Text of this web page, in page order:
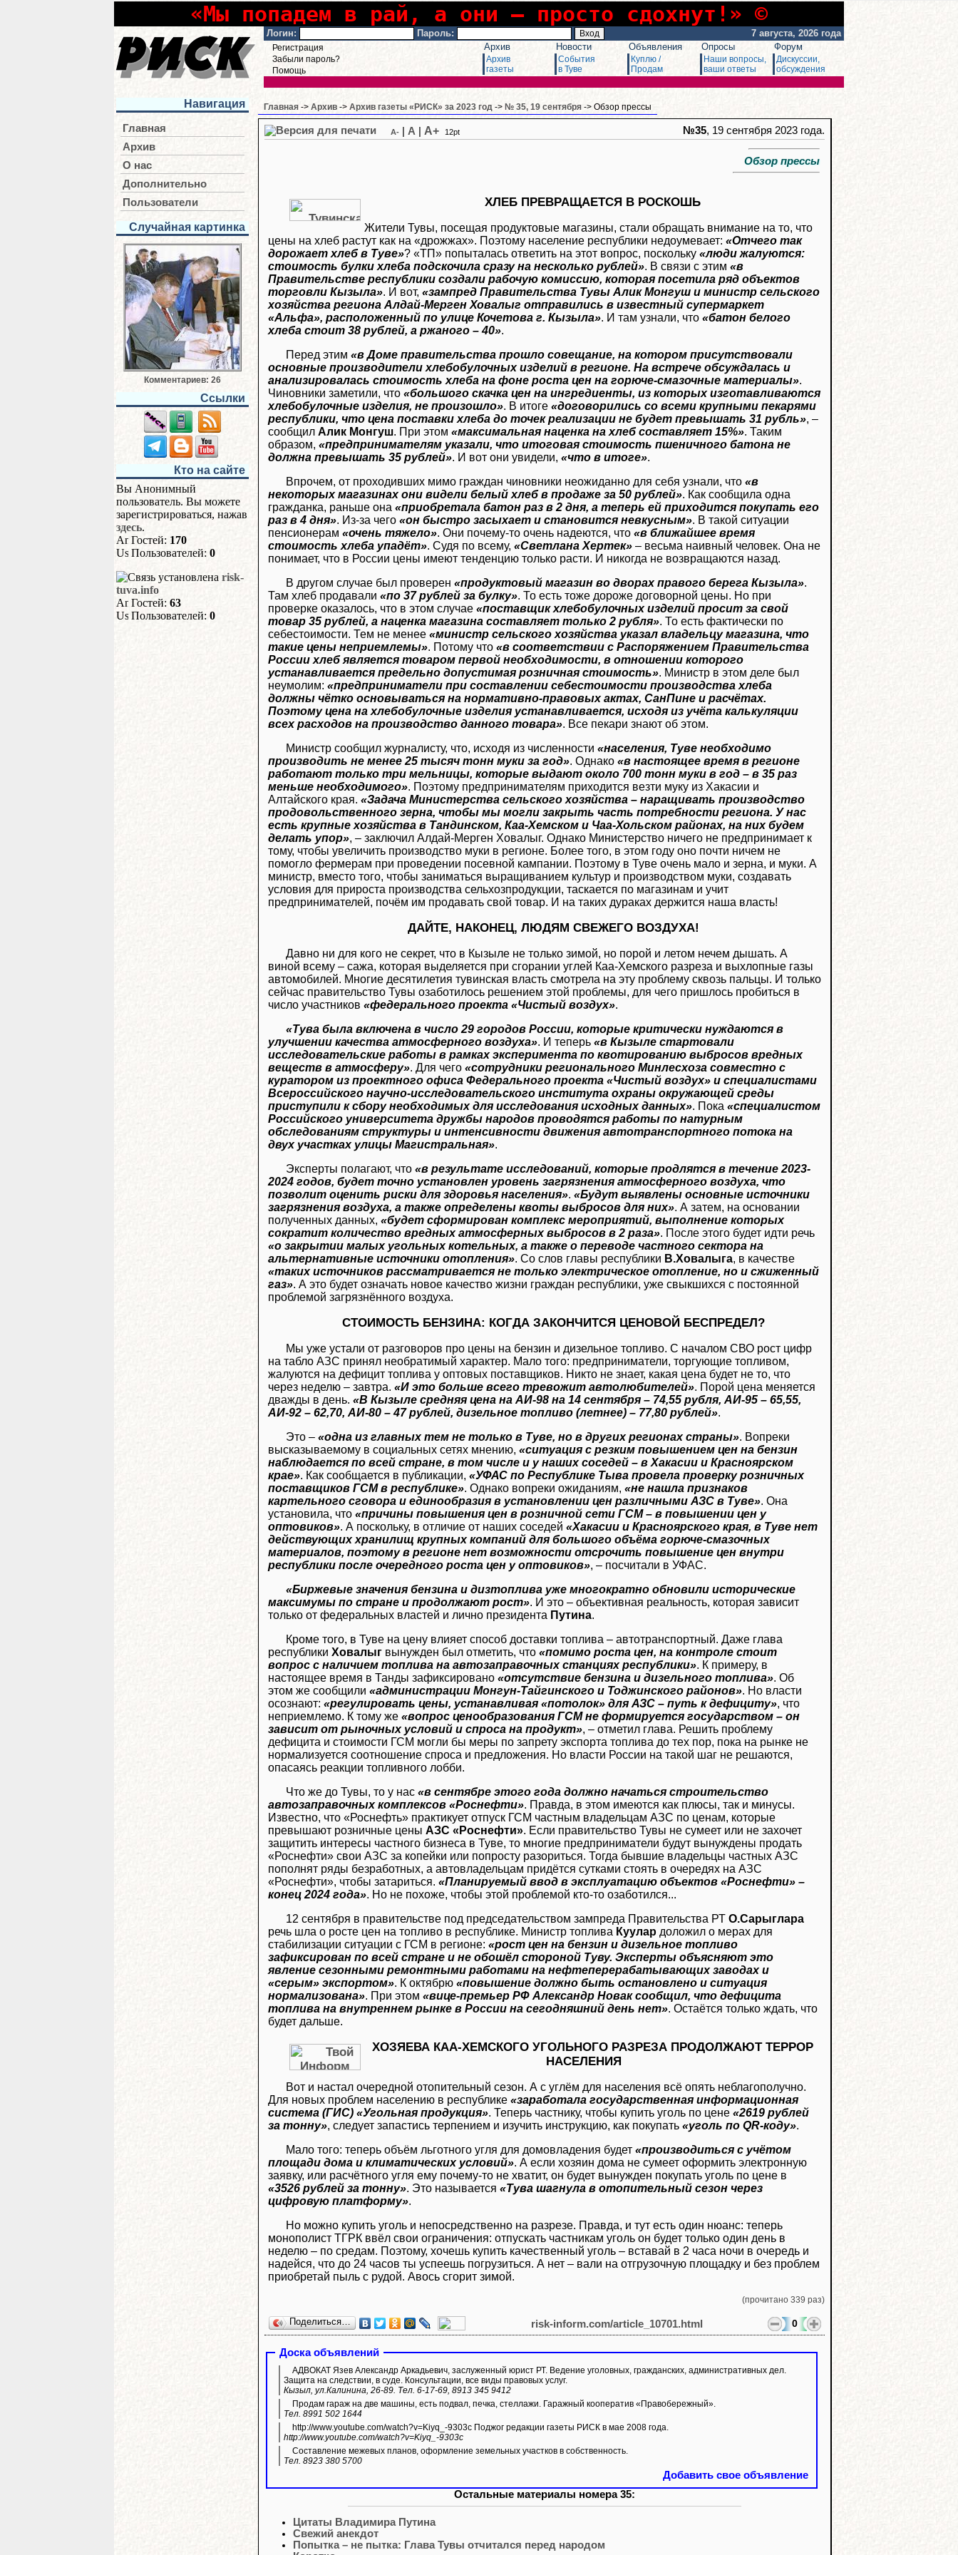
«Мы попадем в рай, а они – просто сдохнут!» ©
Логин: Пароль: 7 августа, 2026 года
Регистрация
Забыли пароль?
Помощь
Архив
Архив
газеты
Новости
События
в Туве
Объявления
Куплю /
Продам
Опросы
Наши вопросы,
ваши ответы
Форум
Дискуссии,
обсуждения
Навигация
Главная
Архив
О нас
Дополнительно
Пользователи
Случайная картинка
Комментариев: 26
Ссылки
Кто на сайте
Вы Анонимный
пользователь. Вы можете
зарегистрироваться, нажав
здесь.
Гостей: 170
Пользователей: 0
risk-
tuva.info
Гостей: 63
Пользователей: 0
Главная -> Архив -> Архив газеты «РИСК» за 2023 год -> № 35, 19 сентября -> Обзор прессы
A- A A+ 12pt №35, 19 сентября 2023 года.
Обзор прессы
ХЛЕБ ПРЕВРАЩАЕТСЯ В РОСКОШЬ
Жители Тувы, посещая продуктовые магазины, стали обращать внимание на то, что
цены на хлеб растут как на «дрожжах». Поэтому население республики недоумевает: «Отчего так
дорожает хлеб в Туве»? «ТП» попыталась ответить на этот вопрос, поскольку «люди жалуются:
стоимость булки хлеба подскочила сразу на несколько рублей». В связи с этим «в
Правительстве республики создали рабочую комиссию, которая посетила ряд объектов
торговли Кызыла». И вот, «зампред Правительства Тувы Алик Монгуш и министр сельского
хозяйства региона Алдай-Мерген Ховалыг отправились в известный супермаркет
«Альфа», расположенный по улице Кочетова г. Кызыла». И там узнали, что «батон белого
хлеба стоит 38 рублей, а ржаного – 40».
Перед этим «в Доме правительства прошло совещание, на котором присутствовали
основные производители хлебобулочных изделий в регионе. На встрече обсуждалась и
анализировалась стоимость хлеба на фоне роста цен на горюче-смазочные материалы».
Чиновники заметили, что «большого скачка цен на ингредиенты, из которых изготавливаются
хлебобулочные изделия, не произошло». В итоге «договорились со всеми крупными пекарями
республики, что цена поставки хлеба до точек реализации не будет превышать 31 рубль», –
сообщил Алик Монгуш. При этом «максимальная наценка на хлеб составляет 15%». Таким
образом, «предпринимателям указали, что итоговая стоимость пшеничного батона не
должна превышать 35 рублей». И вот они увидели, «что в итоге».
Впрочем, от проходивших мимо граждан чиновники неожиданно для себя узнали, что «в
некоторых магазинах они видели белый хлеб в продаже за 50 рублей». Как сообщила одна
гражданка, раньше она «приобретала батон раз в 2 дня, а теперь ей приходится покупать его
раз в 4 дня». Из-за чего «он быстро засыхает и становится невкусным». В такой ситуации
пенсионерам «очень тяжело». Они почему-то очень надеются, что «в ближайшее время
стоимость хлеба упадёт». Судя по всему, «Светлана Хертек» – весьма наивный человек. Она не
понимает, что в России цены имеют тенденцию только расти. И никогда не возвращаются назад.
В другом случае был проверен «продуктовый магазин во дворах правого берега Кызыла».
Там хлеб продавали «по 37 рублей за булку». То есть тоже дороже договорной цены. Но при
проверке оказалось, что в этом случае «поставщик хлебобулочных изделий просит за свой
товар 35 рублей, а наценка магазина составляет только 2 рубля». То есть фактически по
себестоимости. Тем не менее «министр сельского хозяйства указал владельцу магазина, что
такие цены неприемлемы». Потому что «в соответствии с Распоряжением Правительства
России хлеб является товаром первой необходимости, в отношении которого
устанавливается предельно допустимая розничная стоимость». Министр в этом деле был
неумолим: «предприниматели при составлении себестоимости производства хлеба
должны чётко основываться на нормативно-правовых актах, СанПине и расчётах.
Поэтому цена на хлебобулочные изделия устанавливается, исходя из учёта калькуляции
всех расходов на производство данного товара». Все пекари знают об этом.
Министр сообщил журналисту, что, исходя из численности «населения, Туве необходимо
производить не менее 25 тысяч тонн муки за год». Однако «в настоящее время в регионе
работают только три мельницы, которые выдают около 700 тонн муки в год – в 35 раз
меньше необходимого». Поэтому предпринимателям приходится везти муку из Хакасии и
Алтайского края. «Задача Министерства сельского хозяйства – наращивать производство
продовольственного зерна, чтобы мы могли закрыть часть потребности региона. У нас
есть крупные хозяйства в Тандинском, Каа-Хемском и Чаа-Хольском районах, на них будем
делать упор», – заключил Алдай-Мерген Ховалыг. Однако Министерство ничего не предпринимает к
тому, чтобы увеличить производство муки в регионе. Более того, в этом году оно почти ничем не
помогло фермерам при проведении посевной кампании. Поэтому в Туве очень мало и зерна, и муки. А
министр, вместо того, чтобы заниматься выращиванием культур и производством муки, создавать
условия для прироста производства сельхозпродукции, таскается по магазинам и учит
предпринимателей, почём им продавать свой товар. И на таких дураках держится наша власть!
ДАЙТЕ, НАКОНЕЦ, ЛЮДЯМ СВЕЖЕГО ВОЗДУХА!
Давно ни для кого не секрет, что в Кызыле не только зимой, но порой и летом нечем дышать. А
виной всему – сажа, которая выделяется при сгорании углей Каа-Хемского разреза и выхлопные газы
автомобилей. Многие десятилетия тувинская власть смотрела на эту проблему сквозь пальцы. И только
сейчас правительство Тувы озаботилось решением этой проблемы, для чего пришлось пробиться в
число участников «федерального проекта «Чистый воздух».
«Тува была включена в число 29 городов России, которые критически нуждаются в
улучшении качества атмосферного воздуха». И теперь «в Кызыле стартовали
исследовательские работы в рамках эксперимента по квотированию выбросов вредных
веществ в атмосферу». Для чего «сотрудники регионального Минлесхоза совместно с
куратором из проектного офиса Федерального проекта «Чистый воздух» и специалистами
Всероссийского научно-исследовательского института охраны окружающей среды
приступили к сбору необходимых для исследования исходных данных». Пока «специалистом
Российского университета дружбы народов проводятся работы по натурным
обследованиям структуры и интенсивности движения автотранспортного потока на
двух участках улицы Магистральная».
Эксперты полагают, что «в результате исследований, которые продлятся в течение 2023-
2024 годов, будет точно установлен уровень загрязнения атмосферного воздуха, что
позволит оценить риски для здоровья населения». «Будут выявлены основные источники
загрязнения воздуха, а также определены квоты выбросов для них». А затем, на основании
полученных данных, «будет сформирован комплекс мероприятий, выполнение которых
сократит количество вредных атмосферных выбросов в 2 раза». После этого будет идти речь
«о закрытии малых угольных котельных, а также о переводе частного сектора на
альтернативные источники отопления». Со слов главы республики В.Ховалыга, в качестве
«таких источников рассматривается не только электрическое отопление, но и сжиженный
газ». А это будет означать новое качество жизни граждан республики, уже свыкшихся с постоянной
проблемой загрязнённого воздуха.
СТОИМОСТЬ БЕНЗИНА: КОГДА ЗАКОНЧИТСЯ ЦЕНОВОЙ БЕСПРЕДЕЛ?
Мы уже устали от разговоров про цены на бензин и дизельное топливо. С началом СВО рост цифр
на табло АЗС принял необратимый характер. Мало того: предприниматели, торгующие топливом,
жалуются на дефицит топлива у оптовых поставщиков. Никто не знает, какая цена будет не то, что
через неделю – завтра. «И это больше всего тревожит автолюбителей». Порой цена меняется
дважды в день. «В Кызыле средняя цена на АИ-98 на 14 сентября – 74,55 рубля, АИ-95 – 65,55,
АИ-92 – 62,70, АИ-80 – 47 рублей, дизельное топливо (летнее) – 77,80 рублей».
Это – «одна из главных тем не только в Туве, но в других регионах страны». Вопреки
высказываемому в социальных сетях мнению, «ситуация с резким повышением цен на бензин
наблюдается по всей стране, в том числе и у наших соседей – в Хакасии и Красноярском
крае». Как сообщается в публикации, «УФАС по Республике Тыва провела проверку розничных
поставщиков ГСМ в республике». Однако вопреки ожиданиям, «не нашла признаков
картельного сговора и единообразия в установлении цен различными АЗС в Туве». Она
установила, что «причины повышения цен в розничной сети ГСМ – в повышении цен у
оптовиков». А поскольку, в отличие от наших соседей «Хакасии и Красноярского края, в Туве нет
действующих хранилищ крупных компаний для большого объёма горюче-смазочных
материалов, поэтому в регионе нет возможности отсрочить повышение цен внутри
республики после очередного роста цен у оптовиков», – посчитали в УФАС.
«Биржевые значения бензина и дизтоплива уже многократно обновили исторические
максимумы по стране и продолжают рост». И это – объективная реальность, которая зависит
только от федеральных властей и лично президента Путина.
Кроме того, в Туве на цену влияет способ доставки топлива – автотранспортный. Даже глава
республики Ховалыг вынужден был отметить, что «помимо роста цен, на контроле стоит
вопрос с наличием топлива на автозаправочных станциях республики». К примеру, в
настоящее время в Танды зафиксировано «отсутствие бензина и дизельного топлива». Об
этом же сообщили «администрации Монгун-Тайгинского и Тоджинского районов». Но власти
осознают: «регулировать цены, устанавливая «потолок» для АЗС – путь к дефициту», что
неприемлемо. К тому же «вопрос ценообразования ГСМ не формируется государством – он
зависит от рыночных условий и спроса на продукт», – отметил глава. Решить проблему
дефицита и стоимости ГСМ могли бы меры по запрету экспорта топлива до тех пор, пока на рынке не
нормализуется соотношение спроса и предложения. Но власти России на такой шаг не решаются,
опасаясь реакции топливного лобби.
Что же до Тувы, то у нас «в сентябре этого года должно начаться строительство
автозаправочных комплексов «Роснефти». Правда, в этом имеются как плюсы, так и минусы.
Известно, что «Роснефть» практикует отпуск ГСМ частным владельцам АЗС по ценам, которые
превышают розничные цены АЗС «Роснефти». Если правительство Тувы не сумеет или не захочет
защитить интересы частного бизнеса в Туве, то многие предприниматели будут вынуждены продать
«Роснефти» свои АЗС за копейки или попросту разориться. Тогда бывшие владельцы частных АЗС
пополнят ряды безработных, а автовладельцам придётся сутками стоять в очередях на АЗС
«Роснефти», чтобы затариться. «Планируемый ввод в эксплуатацию объектов «Роснефти» –
конец 2024 года». Но не похоже, чтобы этой проблемой кто-то озаботился...
12 сентября в правительстве под председательством зампреда Правительства РТ О.Сарыглара
речь шла о росте цен на топливо в республике. Министр топлива Куулар доложил о мерах для
стабилизации ситуации с ГСМ в регионе: «рост цен на бензин и дизельное топливо
зафиксирован по всей стране и не обошёл стороной Туву. Эксперты объясняют это
явление сезонными ремонтными работами на нефтеперерабатывающих заводах и
«серым» экспортом». К октябрю «повышение должно быть остановлено и ситуация
нормализована». При этом «вице-премьер РФ Александр Новак сообщил, что дефицита
топлива на внутреннем рынке в России на сегодняшний день нет». Остаётся только ждать, что
будет дальше.
ХОЗЯЕВА КАА-ХЕМСКОГО УГОЛЬНОГО РАЗРЕЗА ПРОДОЛЖАЮТ ТЕРРОР
НАСЕЛЕНИЯ
Вот и настал очередной отопительный сезон. А с углём для населения всё опять неблагополучно.
Для новых проблем населению в республике «заработала государственная информационная
система (ГИС) «Угольная продукция». Теперь частнику, чтобы купить уголь по цене «2619 рублей
за тонну», следует запастись терпением и изучить инструкцию, как покупать «уголь по QR-коду».
Мало того: теперь объём льготного угля для домовладения будет «производиться с учётом
площади дома и климатических условий». А если хозяин дома не сумеет оформить электронную
заявку, или расчётного угля ему почему-то не хватит, он будет вынужден покупать уголь по цене в
«3526 рублей за тонну». Это называется «Тува шагнула в отопительный сезон через
цифровую платформу».
Но можно купить уголь и непосредственно на разрезе. Правда, и тут есть один нюанс: теперь
монополист ТГРК ввёл свои ограничения: отпускать частникам уголь он будет только один день в
неделю – по средам. Поэтому, хочешь купить качественный уголь – вставай в 2 часа ночи в очередь и
надейся, что до 24 часов ты успеешь погрузиться. А нет – вали на отгрузочную площадку и без проблем
приобретай пыль с рудой. Авось сгорит зимой.
(прочитано 339 раз)
Поделиться… 0
risk-inform.com/article_10701.html
Доска объявлений
АДВОКАТ Язев Александр Аркадьевич, заслуженный юрист РТ. Ведение уголовных, гражданских, административных дел.
Защита на следствии, в суде. Консультации, все виды правовых услуг.
Кызыл, ул.Калинина, 26-89. Тел. 6-17-69, 8913 345 9412
Продам гараж на две машины, есть подвал, печка, стеллажи. Гаражный кооператив «Правобережный».
Тел. 8991 502 1644
http://www.youtube.com/watch?v=Kiyq_-9303c Поджог редакции газеты РИСК в мае 2008 года.
http://www.youtube.com/watch?v=Kiyq_-9303c
Составление межевых планов, оформление земельных участков в собственность.
Тел. 8923 380 5700
Добавить свое объявление
Остальные материалы номера 35:
Цитаты Владимира Путина
Свежий анекдот
Попытка – не пытка: Глава Тувы отчитался перед народом